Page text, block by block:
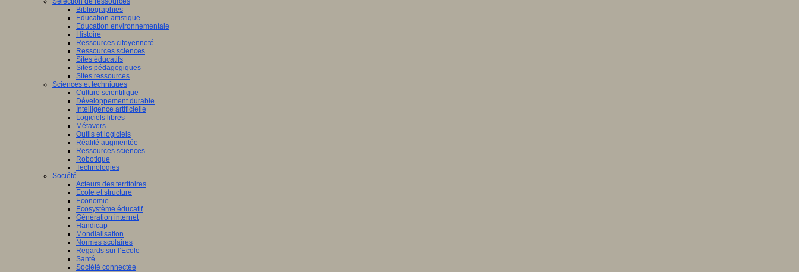
Bibliographies
Education artistique
Education environnementale
Histoire
Ressources citoyenneté
Ressources sciences
Sites éducatifs
Sites pédagogiques
Sites ressources
Sciences et techniques
Culture scientifique
Développement durable
Intelligence artificielle
Logiciels libres
Métavers
Outils et logiciels
Réalité augmentée
Ressources sciences
Robotique
Technologies
Société
Acteurs des territoires
Ecole et structure
Economie
Ecosystème éducatif
Génération internet
Handicap
Mondialisation
Normes scolaires
Regards sur l’Ecole
Santé
Société connectée